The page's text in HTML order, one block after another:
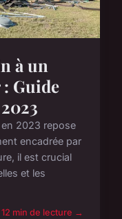
à un
Guide
2023 repose
encadrée par
il est crucial
et les
12 min de lecture →